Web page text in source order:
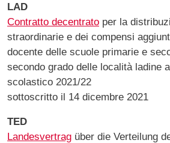
LAD
Contratto decentrato per la
straordinarie e dei compensi
docente delle scuole primarie e
secondo grado delle località ladine
scolastico 2021/22
sottoscritto il 14 dicembre 2021
TED
Landesvertrag über die Verteilung